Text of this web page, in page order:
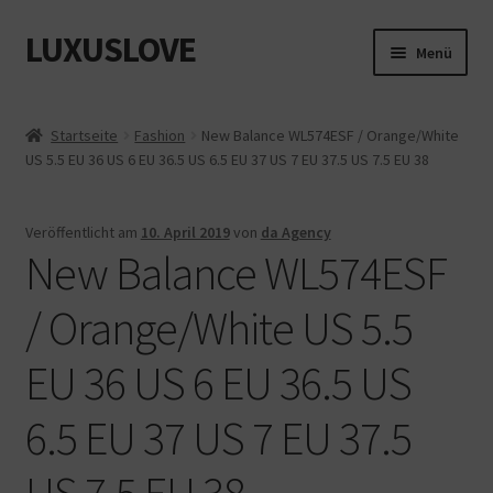
Zur
Navigation
Zum
Inhalt
LUXUSLOVE Menü
Cookie-Richtlinie (EU)
Datenschutz
Impressum
Kasse
Mein Konto
Shop
Startseite Fashion
New Balance WL574ESF / Orange/White
US 5.5 EU 36 US 6 EU 36.5 US 6.5 EU 37 US 7 EU 37.5 US 7.5 EU 38
Veröffentlicht am 10. April 2019von da Agency
New Balance WL574ESF
/ Orange/White US 5.5
EU 36 US 6 EU 36.5 US
6.5 EU 37 US 7 EU 37.5